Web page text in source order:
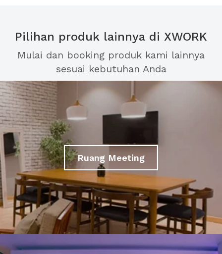
Pilihan produk lainnya di XWORK
Mulai dan booking produk kami lainnya
sesuai kebutuhan Anda
Ruang Meeting